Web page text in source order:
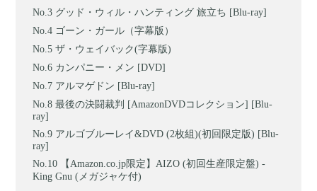
グッド・ウィル・ハンティング 旅立ち [Blu-ray]
ゴーン・ガール（字幕版）
ザ・ウェイバック(字幕版)
カンパニー・メン [DVD]
アルマゲドン [Blu-ray]
最後の決闘裁判 [AmazonDVDコレクション] [Blu-
ray]
アルゴブルーレイ&DVD (2枚組)(初回限定版) [Blu-
ray]
【Amazon.co.jp限定】AIZO (初回生産限定盤) -
King Gnu (メガジャケ付)